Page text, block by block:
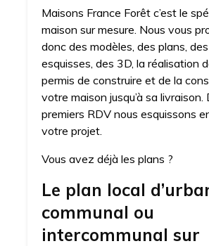
Maisons France Forêt c’est le
maison sur mesure. Nous vous
donc des modèles, des plans,
esquisses, des 3D, la réalisation
permis de construire et de la
votre maison jusqu’à sa livraison.
premiers RDV nous esquissons
votre projet.
Vous avez déjà les plans ?
Le plan local
communal ou
intercommunal sur